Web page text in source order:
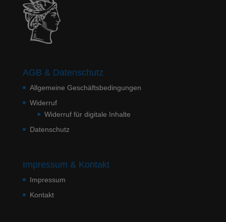
AGB & Datenschutz
Allgemeine Geschäftsbedingungen
Widerruf
Widerruf für digitale Inhalte
Datenschutz
Impressum & Kontakt
Impressum
Kontakt